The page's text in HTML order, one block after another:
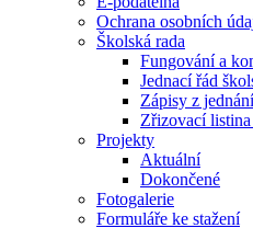
Ochrana osobních
Školská rada
Fungování a
Jednací řád
Zápisy z jednání
Zřizovací
Projekty
Aktuální
Dokončené
Fotogalerie
Formuláře ke stažení